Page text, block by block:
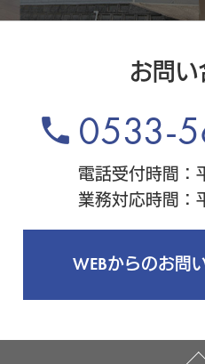
お問
phone 0533-
電話受付時間：
業務対応時間：
WEBからのお問